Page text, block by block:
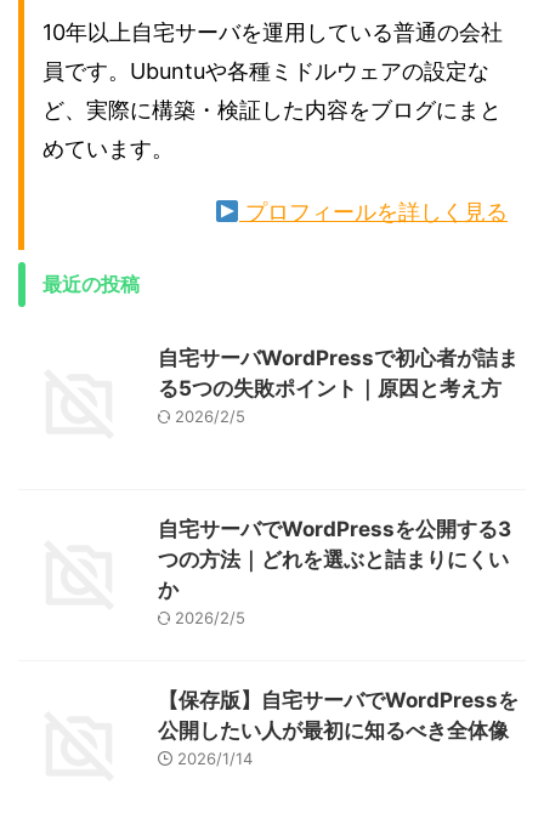
10年以上自宅サーバを運用している普通の会社
員です。Ubuntuや各種ミドルウェアの設定な
ど、実際に構築・検証した内容をブログにまと
めています。
プロフィールを詳しく見る
最近の投稿
自宅サーバWordPressで初心者が詰ま
る5つの失敗ポイント｜原因と考え方
2026/2/5
自宅サーバでWordPressを公開する3
つの方法｜どれを選ぶと詰まりにくい
か
2026/2/5
【保存版】自宅サーバでWordPressを
公開したい人が最初に知るべき全体像
2026/1/14